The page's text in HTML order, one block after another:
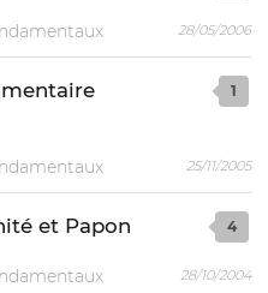
28/05/2006
1
25/11/2005
et Papon 4
28/10/2004